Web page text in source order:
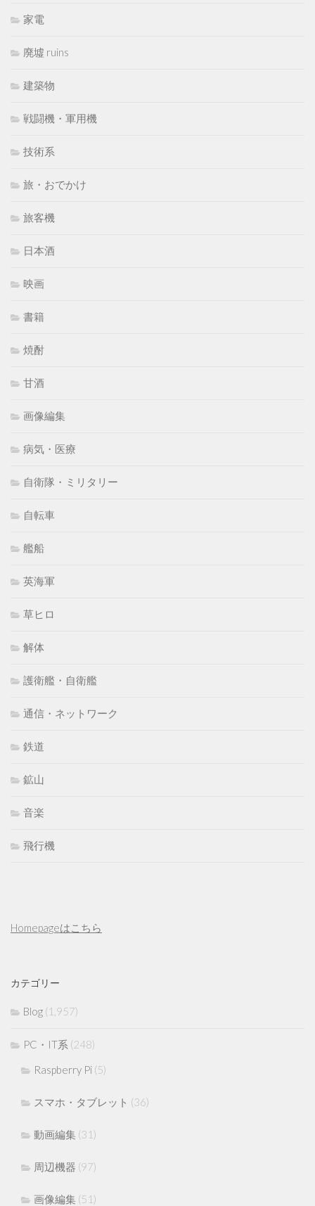
家電
廃墟 ruins
建築物
戦闘機・軍用機
技術系
旅・おでかけ
旅客機
日本酒
映画
書籍
焼酎
甘酒
画像編集
病気・医療
自衛隊・ミリタリー
自転車
艦船
英海軍
草ヒロ
解体
護衛艦・自衛艦
通信・ネットワーク
鉄道
鉱山
音楽
飛行機
Homepageはこちら
カテゴリー
Blog (1,957)
PC・IT系 (248)
Raspberry Pi (5)
スマホ・タブレット (36)
動画編集 (31)
周辺機器 (97)
画像編集 (51)